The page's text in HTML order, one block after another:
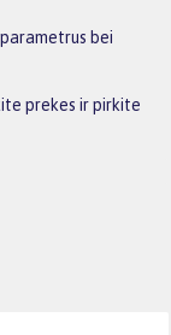
bei
prekes ir pirkite